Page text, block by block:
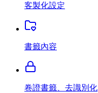
客製化設定
書籤內容
卷證書籤、去識別化